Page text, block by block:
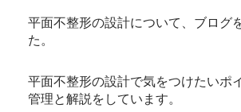
平面不整形の設計について、ブログ
た。
平面不整形の設計で気をつけたいポ
管理と解説をしています。